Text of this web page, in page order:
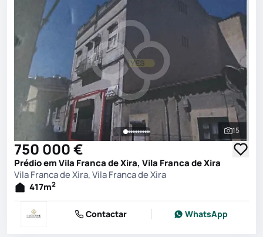
Ver
15
750 000 €
Prédio em Vila Franca de Xira, Vila Franca de Xira
Vila Franca de Xira, Vila Franca de Xira
417m2
Contactar WhatsApp